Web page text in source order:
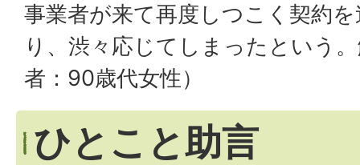
事業者が来て再度しつこく契約
り、渋々応じてしまったという
者：90歳代女性）
ひとこと助言